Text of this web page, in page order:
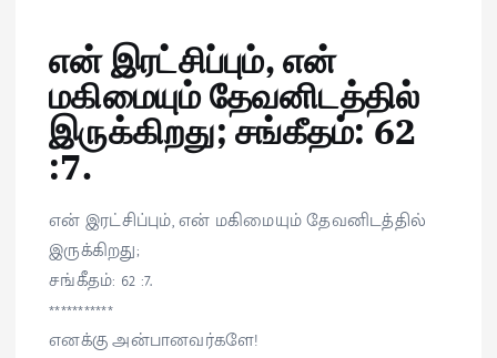
என் இரட்சிப்பும், என்
மகிமையும் தேவனிடத்தில்
இருக்கிறது; சங்கீதம்: 62
:7.
என் இரட்சிப்பும், என் மகிமையும் தேவனிடத்தில்
இருக்கிறது;
சங்கீதம்: 62 :7.
***********
எனக்கு அன்பானவர்களே!